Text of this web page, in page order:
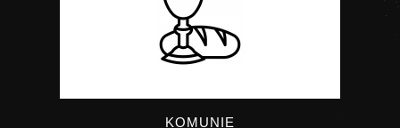
KOMUNIE